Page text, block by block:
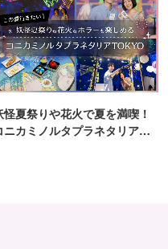
怪夏祭りや花火で夏を満喫！
ニカミノルタプラネタリア